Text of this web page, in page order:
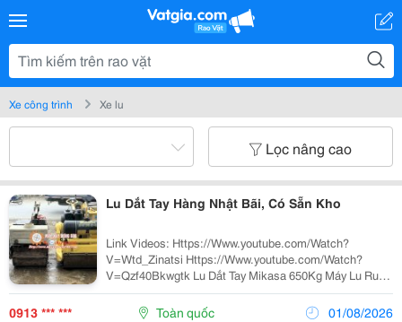
Xe công trình Xe lu
Lọc nâng cao
Lu Dắt Tay Hàng Nhật Bãi, Có Sẵn Kho
Link Videos: Https://Www.youtube.com/Watch?
V=Wtd_Zinatsi Https://Www.youtube.com/Watch?
V=Qzf40Bkwgtk Lu Dắt Tay Mikasa 650Kg Máy Lu Rung
Cầm Tay Còn Gọi Là Xe Lu Tay Mini Hiện Đang Được Sử
Dụng Phổ Biến Trong Xây Dựng. Máy Lu Cầm Tay Là
0913 *** *** Toàn quốc 01/08/2026